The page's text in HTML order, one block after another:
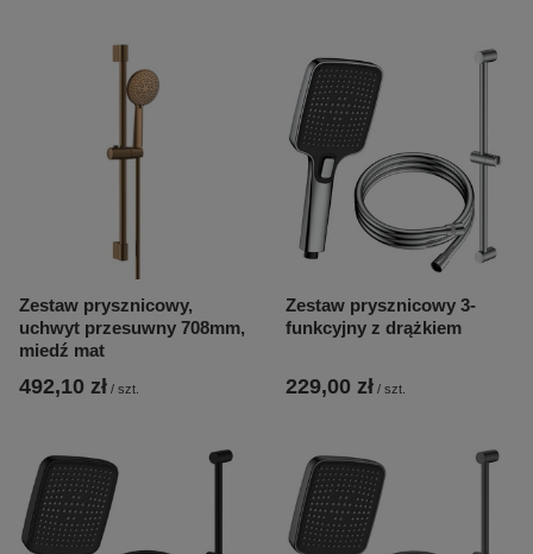
Zestaw prysznicowy,
uchwyt przesuwny 708mm,
miedź mat
492,10 zł / szt.
Zestaw prysznicowy 3-
funkcyjny z drążkiem
229,00 zł / szt.